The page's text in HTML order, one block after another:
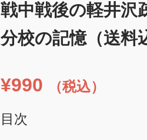
戦中戦後の軽井沢
分校の記憶（送料
¥990 （税込）
目次